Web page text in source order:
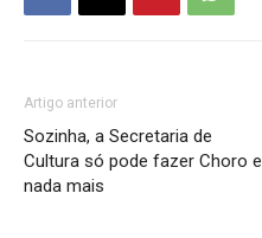
Artigo anterior
Sozinha, a Secretaria de
Cultura só pode fazer Choro e
nada mais